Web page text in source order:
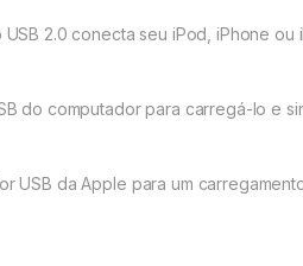
USB 2.0 conecta seu iPod, iPhone
do computador para carregá-lo e
USB da Apple para um